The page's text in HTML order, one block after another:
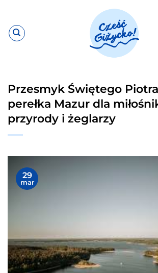
zawartości
Przesmyk Świętego
perełka Mazur dla
przyrody i żeglarzy
29
mar